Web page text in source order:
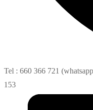
Tel : 660 366 721
153